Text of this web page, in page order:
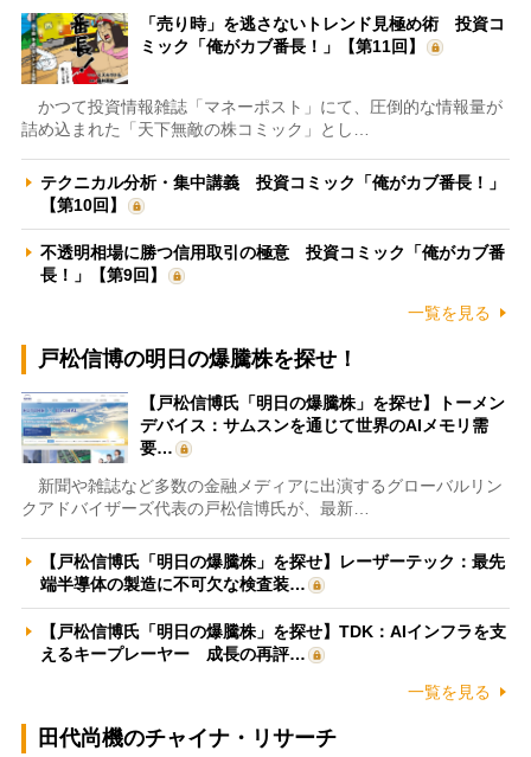
「売り時」を逃さないトレンド見極め術 投資コ
ミック「俺がカブ番長！」【第11回】
かつて投資情報雑誌「マネーポスト」にて、圧倒的な情報量が
詰め込まれた「天下無敵の株コミック」とし…
テクニカル分析・集中講義 投資コミック「俺がカブ番長！」
【第10回】
不透明相場に勝つ信用取引の極意 投資コミック「俺がカブ番
長！」【第9回】
一覧を見る
戸松信博の明日の爆騰株を探せ！
【戸松信博氏「明日の爆騰株」を探せ】トーメン
デバイス：サムスンを通じて世界のAIメモリ需
要…
新聞や雑誌など多数の金融メディアに出演するグローバルリン
クアドバイザーズ代表の戸松信博氏が、最新…
【戸松信博氏「明日の爆騰株」を探せ】レーザーテック：最先
端半導体の製造に不可欠な検査装…
【戸松信博氏「明日の爆騰株」を探せ】TDK：AIインフラを支
えるキープレーヤー 成長の再評…
一覧を見る
田代尚機のチャイナ・リサーチ